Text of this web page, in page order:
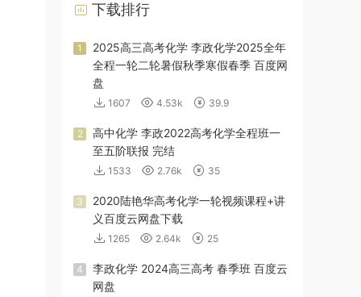
下载排行
1
2025高三高考化学 李政化学2025全年
全程一轮二轮暑假秋季寒假春季 百度网
盘
1607 4.53k 39.9
2
高中化学 李政2022高考化学全程班一
至五阶联报 完结
1533 2.76k 35
3
2020陆艳华高考化学一轮视频课程+讲
义百度云网盘下载
1265 2.64k 25
4
李政化学 2024高三高考 春季班 百度云
网盘